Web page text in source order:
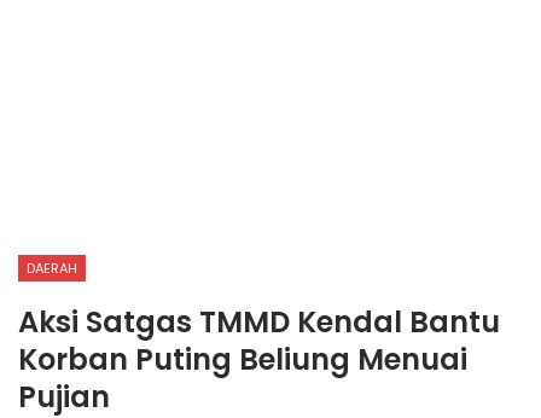
DAERAH
Aksi Satgas TMMD Kendal Bantu
Korban Puting Beliung Menuai
Pujian